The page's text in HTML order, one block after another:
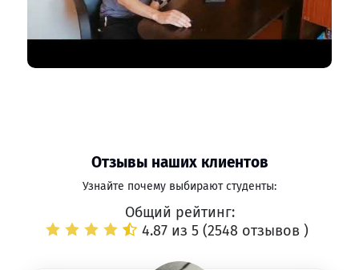
Отзывы наших клиентов
Узнайте почему выбирают студенты:
Общий рейтинг:
4.87 из 5 (2548 отзывов )